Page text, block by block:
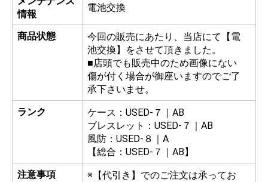
情報
電池交換
商品状態
今回の販売にあたり、当店にて【電
池交換】をさせて頂きました。
■店頭でも販売中のため画像にない
傷が付く場合が御座いますのでご了
承下さいませ。
ランク
ケース：USED-７｜AB
ブレスレット：USED-７｜AB
風防：USED-８｜A
【総合：USED-７｜AB】
注意事項
※【代引き】でのご注文は承ってお